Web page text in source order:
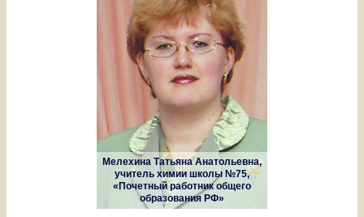
Мелехина Татьяна Анатольевна,
учитель химии школы №75,
«Почетный работник общего
образования РФ»